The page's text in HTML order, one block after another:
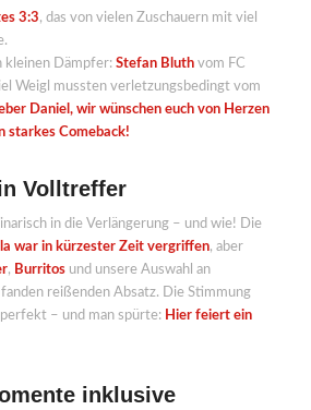
3:3, das von vielen Zuschauern mit viel
kleinen Dämpfer: Stefan Bluthvom FC
Weigl mussten verletzungsbedingt vom
Daniel, wir wünschen euch von Herzen
starkes Comeback!
Volltreffer
in die Verlängerung – und wie! Die
war in kürzester Zeit vergriffen, aber
, Burritosund unsere Auswahl an
reißenden Absatz. Die Stimmung
– und man spürte: Hier feiert ein
inklusive